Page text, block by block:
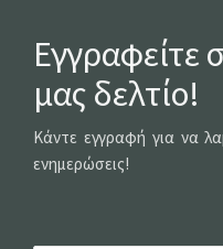
Εγγραφείτε
μας δελτίο!
Κάντε εγγραφή για να
ενημερώσεις!